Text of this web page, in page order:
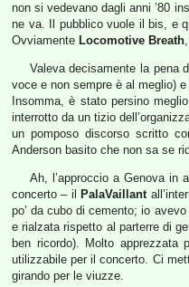
non si vedevano dagli anni ’80
ne va. Il pubblico vuole il bis, e
Ovviamente Locomotive Breath
Valeva decisamente la pena
voce e non sempre è al meglio)
Insomma, è stato persino
interrotto da un tizio
un pomposo discorso scritto
Anderson basito che non sa se
Ah, l’approccio a Genova in
concerto – il
PalaVaillant
po’ da cubo di cemento; io
e rialzata rispetto al parterre di
ben ricordo). Molto apprezzata
utilizzabile per il concerto. Ci
girando per le viuzze.